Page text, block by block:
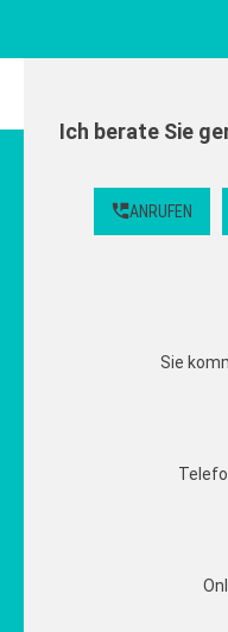
Ich berate Sie
ANRUFEN
Sie